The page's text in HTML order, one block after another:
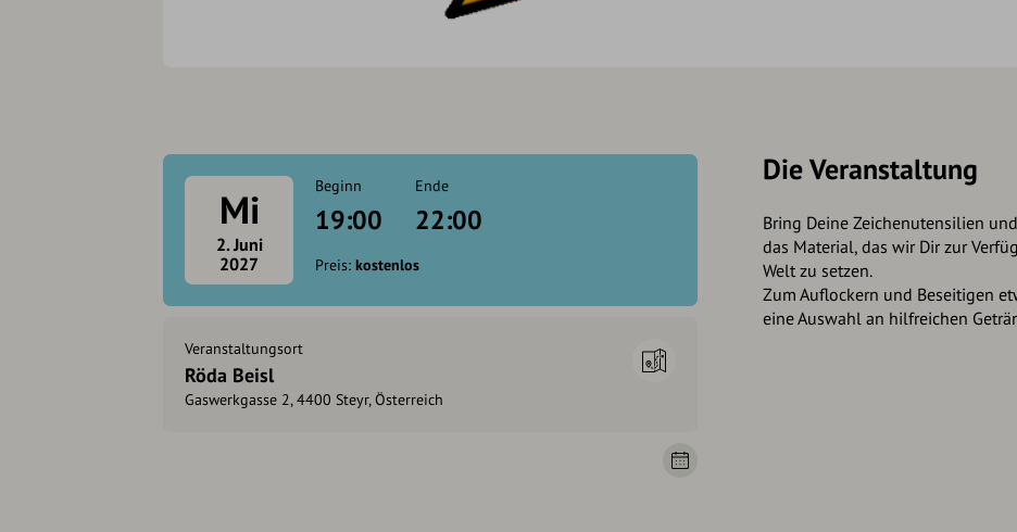
Mi
2. Juni
2027
Beginn
19:00
Ende
22:00
Preis: kostenlos
Veranstaltungsort
Röda Beisl
Gaswerkgasse 2, 4400 Steyr, Österreich
Die Veranstaltung
Bring Deine Zeichenutensilien
das Material, das wir Dir zur
Welt zu setzen.
Zum Auflockern und Beseitigen
eine Auswahl an hilfreichen